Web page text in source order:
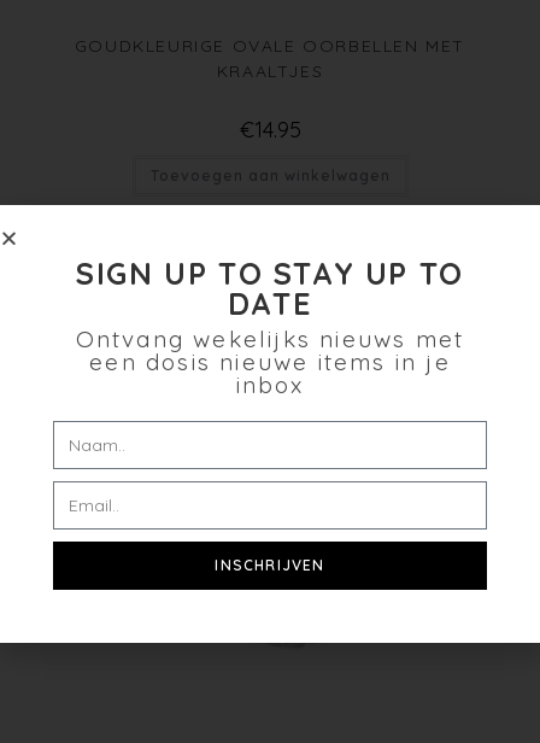
GOUDKLEURIGE OVALE OORBELLEN MET
KRAALTJES
€14.95
Toevoegen aan winkelwagen
SIGN UP TO STAY UP TO
DATE
Ontvang wekelijks nieuws met
een dosis nieuwe items in je
inbox
INSCHRIJVEN